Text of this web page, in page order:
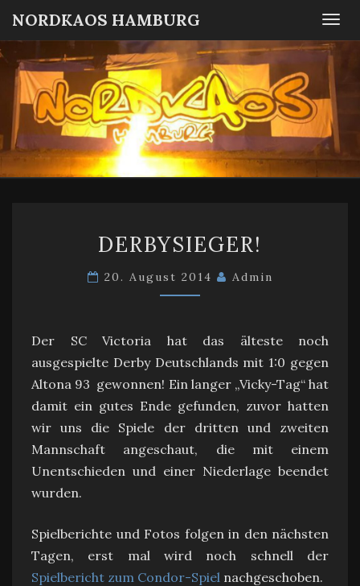
NORDKAOS HAMBURG
Fanszene
SC
Victoria
Hamburg
DERBYSIEGER!
20. August 2014 Admin
Der SC Victoria hat das älteste noch
ausgespielte Derby Deutschlands mit 1:0 gegen
Altona 93 gewonnen! Ein langer „Vicky-Tag“ hat
damit ein gutes Ende gefunden, zuvor hatten
wir uns die Spiele der dritten und zweiten
Mannschaft angeschaut, die mit einem
Unentschieden und einer Niederlage beendet
wurden.
Spielberichte und Fotos folgen in den nächsten
Tagen, erst mal wird noch schnell der
Spielbericht zum Condor-Spiel nachgeschoben.